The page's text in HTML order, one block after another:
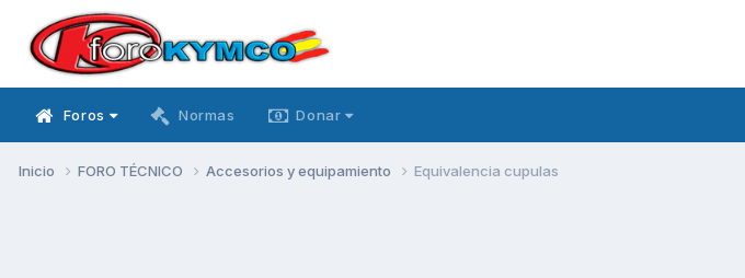
Foros Normas Donar
Inicio FORO TÉCNICO Accesorios y equipamiento Equivalencia cupulas